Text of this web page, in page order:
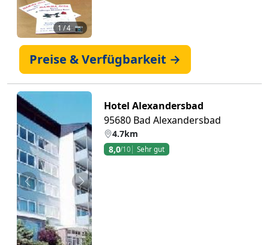
1/ 4 📷
Preise & Verfügbarkeit →
Zurück Weiter
Hotel Alexandersbad
95680 Bad Alexandersbad
4.7km
8,0/10 Sehr gut